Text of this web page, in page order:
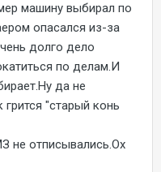
машину выбирал по
опасался из-за
долго дело
по делам.И
да не
"старый конь
не отписывались.Ох